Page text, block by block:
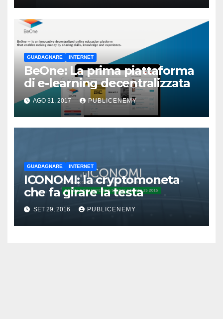
GUADAGNARE INTERNET
BeOne: La prima piattaforma
di e-learning decentralizzata
AGO 31, 2017 PUBLICENEMY
GUADAGNARE INTERNET
ICONOMI: la cryptomoneta
che fa girare la testa
SET 29, 2016 PUBLICENEMY